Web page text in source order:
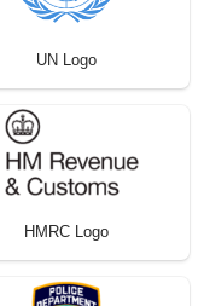
UN Logo
HMRC Logo